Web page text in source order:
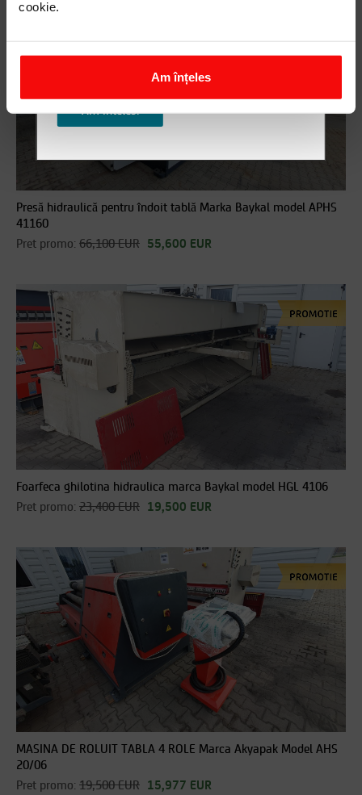
cookie.
Am înțeles
Presă hidraulică pentru îndoit tablă Marka Baykal model APHS
41160
Pret promo: 66,100 EUR 55,600 EUR
Foarfeca ghilotina hidraulica marca Baykal model HGL 4106
Pret promo: 23,400 EUR 19,500 EUR
MASINA DE ROLUIT TABLA 4 ROLE Marca Akyapak Model AHS
20/06
Pret promo: 19,500 EUR 15,977 EUR
includ informatii sau cereri referitoare la
Pentru orice detalii, nu ezita sa ne
Am inteles!